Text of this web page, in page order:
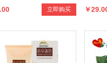
单方精油 立即购买 质女发
￥